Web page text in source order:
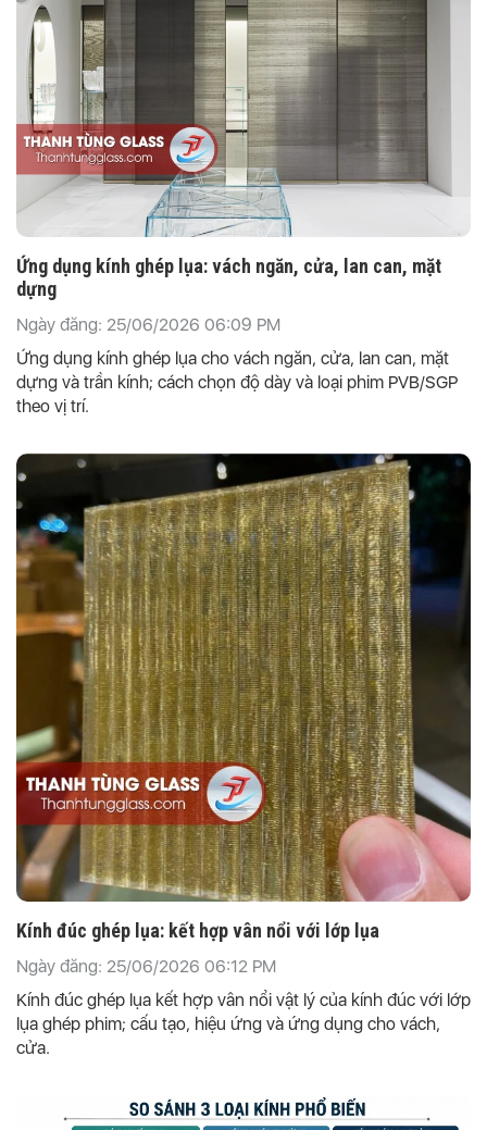
Ứng dụng kính ghép lụa: vách ngăn, cửa, lan can, mặt
dựng
Ngày đăng: 25/06/2026 06:09 PM
Ứng dụng kính ghép lụa cho vách ngăn, cửa, lan can, mặt
dựng và trần kính; cách chọn độ dày và loại phim PVB/SGP
theo vị trí.
Kính đúc ghép lụa: kết hợp vân nổi với lớp lụa
Ngày đăng: 25/06/2026 06:12 PM
Kính đúc ghép lụa kết hợp vân nổi vật lý của kính đúc với lớp
lụa ghép phim; cấu tạo, hiệu ứng và ứng dụng cho vách,
cửa.